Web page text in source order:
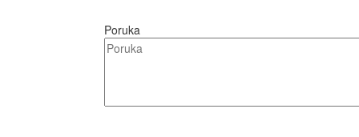
Poruka